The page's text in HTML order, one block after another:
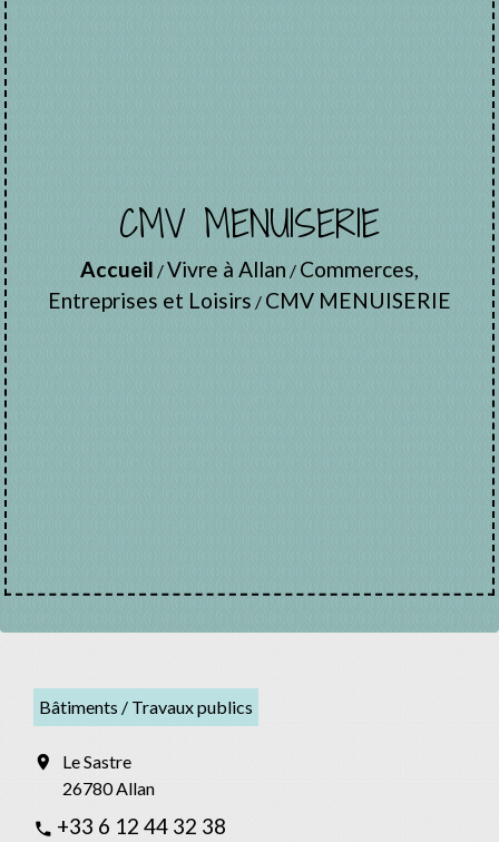
CMV MENUISERIE
Accueil /Vivre à Allan / Commerces,
Entreprises et Loisirs / CMV MENUISERIE
Bâtiments / Travaux publics
location_on
Le Sastre
26780 Allan
phone +33 6 12 44 32 38